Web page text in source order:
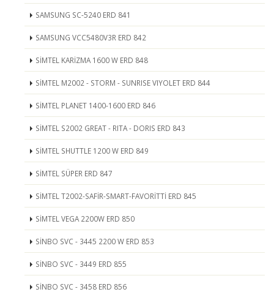
SAMSUNG SC-5240 ERD 841
SAMSUNG VCC5480V3R ERD 842
SİMTEL KARİZMA 1600 W ERD 848
SİMTEL M2002 - STORM - SUNRISE VIYOLET ERD 844
SİMTEL PLANET 1400-1600 ERD 846
SİMTEL S2002 GREAT - RITA - DORIS ERD 843
SİMTEL SHUTTLE 1200 W ERD 849
SİMTEL SÜPER ERD 847
SİMTEL T2002-SAFİR-SMART-FAVORİTTİ ERD 845
SİMTEL VEGA 2200W ERD 850
SİNBO SVC - 3445 2200 W ERD 853
SİNBO SVC - 3449 ERD 855
SİNBO SVC - 3458 ERD 856